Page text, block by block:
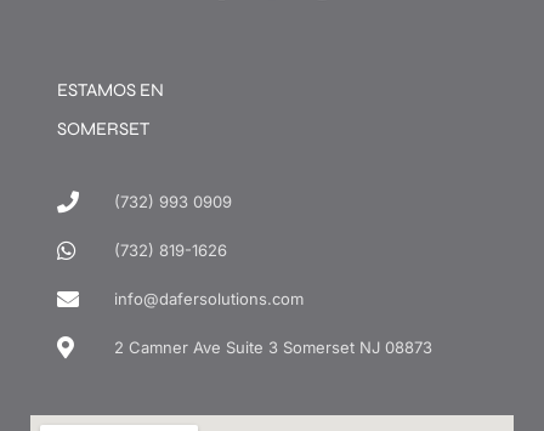
ESTAMOS EN
SOMERSET
(732) 993 0909
(732) 819-1626
info@dafersolutions.com
2 Camner Ave Suite 3 Somerset NJ 08873